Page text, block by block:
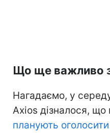
Що ще важливо
Нагадаємо, у
Axios дізналося,
планують